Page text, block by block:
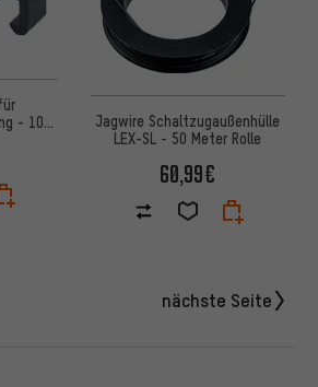
- 10
Jagwire Schaltzugaußenhülle
LEX-SL - 50 Meter Rolle
60,99€
nächste Seite